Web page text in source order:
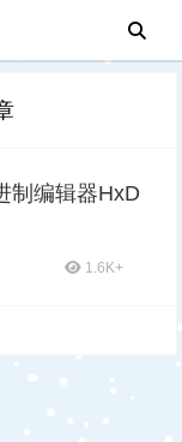
制编辑器HxD
1.6K+